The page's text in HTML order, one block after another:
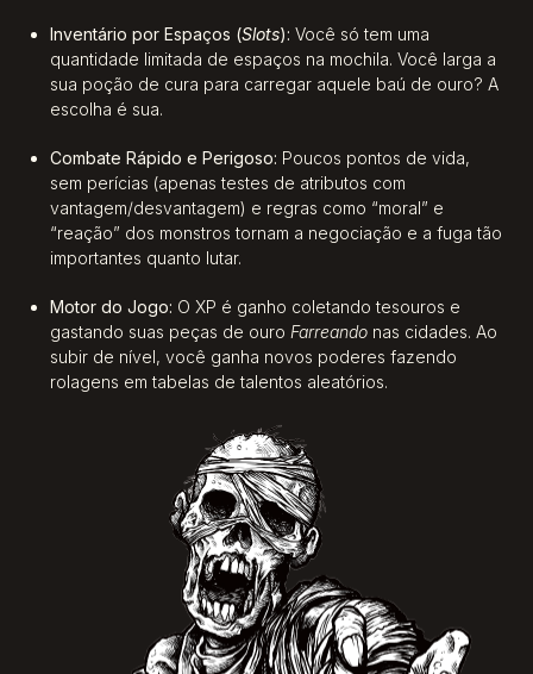
Inventário por Espaços (Slots): Você só tem uma
quantidade limitada de espaços na mochila. Você larga a
sua poção de cura para carregar aquele baú de ouro? A
escolha é sua.
Combate Rápido e Perigoso: Poucos pontos de vida,
sem perícias (apenas testes de atributos com
vantagem/desvantagem) e regras como “moral” e
“reação” dos monstros tornam a negociação e a fuga tão
importantes quanto lutar.
Motor do Jogo: O XP é ganho coletando tesouros e
gastando suas peças de ouro Farreando nas cidades. Ao
subir de nível, você ganha novos poderes fazendo
rolagens em tabelas de talentos aleatórios.